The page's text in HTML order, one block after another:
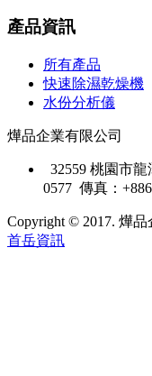
產品資訊
所有產品
快速除濕乾燥機
水份分析儀
燁品企業有限公司
32559 桃園市
0577 傳真：
Copyright © 2017. 燁
首岳資訊